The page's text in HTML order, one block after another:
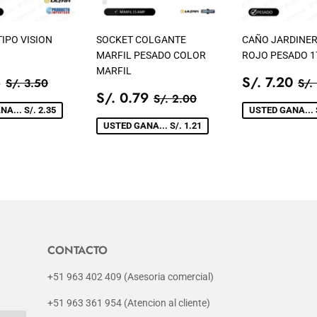
VISION
S/.
1.15
PRECIO TIENDA
S/. 3.50
S/. 2.35
SOCKET COLGANTE
MARFIL PESADO COLOR
MARFIL
PRECIO
DE
VENTA
S/. 0.79 S/.
0.79
PRECIO TIENDA
S/. 2.00 S/. 2.00
USTED GANA... S/. 1.21
CAÑO
ROJO PESADO
PRECIO
DE
VENTA
S/. 7.20 S/.
USTED GANA...
CONTACTO
+51 963 402 409 (Asesoria comercial)
+51 963 361 954 (Atencion al cliente)